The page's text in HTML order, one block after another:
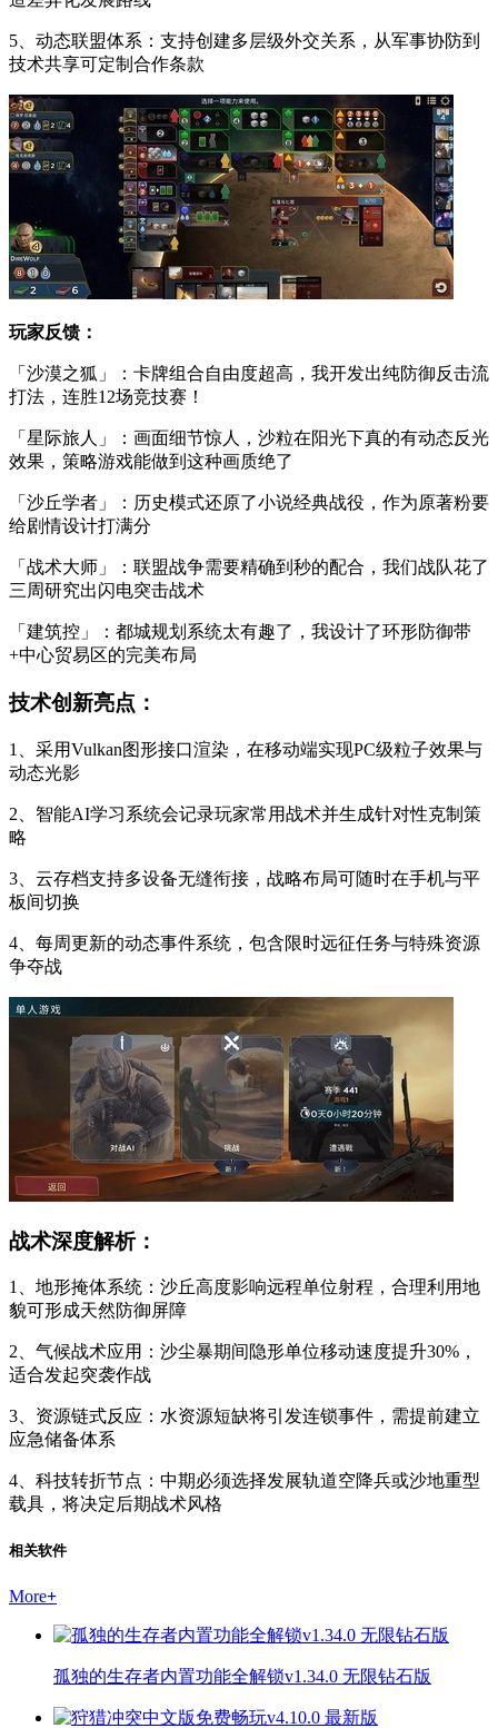
5、动态联盟体系：支持创建多层级外交关系，从军事协防到
技术共享可定制合作条款
玩家反馈：
「沙漠之狐」：卡牌组合自由度超高，我开发出纯防御反击流
打法，连胜12场竞技赛！
「星际旅人」：画面细节惊人，沙粒在阳光下真的有动态反光
效果，策略游戏能做到这种画质绝了
「沙丘学者」：历史模式还原了小说经典战役，作为原著粉要
给剧情设计打满分
「战术大师」：联盟战争需要精确到秒的配合，我们战队花了
三周研究出闪电突击战术
「建筑控」：都城规划系统太有趣了，我设计了环形防御带
+中心贸易区的完美布局
技术创新亮点：
1、采用Vulkan图形接口渲染，在移动端实现PC级粒子效果与
动态光影
2、智能AI学习系统会记录玩家常用战术并生成针对性克制策
略
3、云存档支持多设备无缝衔接，战略布局可随时在手机与平
板间切换
4、每周更新的动态事件系统，包含限时远征任务与特殊资源
争夺战
战术深度解析：
1、地形掩体系统：沙丘高度影响远程单位射程，合理利用地
貌可形成天然防御屏障
2、气候战术应用：沙尘暴期间隐形单位移动速度提升30%，
适合发起突袭作战
3、资源链式反应：水资源短缺将引发连锁事件，需提前建立
应急储备体系
4、科技转折节点：中期必须选择发展轨道空降兵或沙地重型
载具，将决定后期战术风格
相关软件
More+
孤独的生存者内置功能全解锁v1.34.0 无限钻石版